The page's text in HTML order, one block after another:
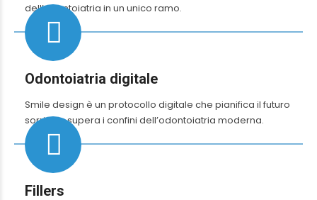
dell’odontoiatria in un unico ramo.
Odontoiatria digitale
Smile design è un protocollo digitale che pianifica il futuro
sorriso e supera i confini dell’odontoiatria moderna.
Fillers